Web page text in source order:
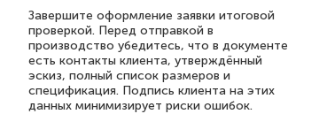
Завершите оформление заявки итоговой
проверкой. Перед отправкой в
производство убедитесь, что в документе
есть контакты клиента, утверждённый
эскиз, полный список размеров и
спецификация. Подпись клиента на этих
данных минимизирует риски ошибок.